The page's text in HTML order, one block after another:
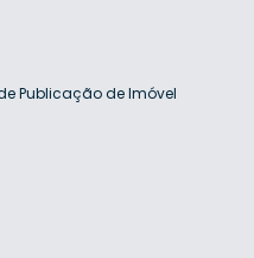
Publicação de Imóvel